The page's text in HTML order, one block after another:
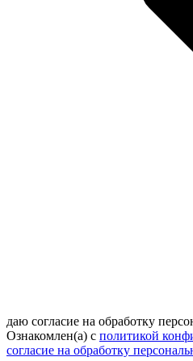
даю согласие на обработку
Ознакомлен(а) с политикой
согласие на обработку